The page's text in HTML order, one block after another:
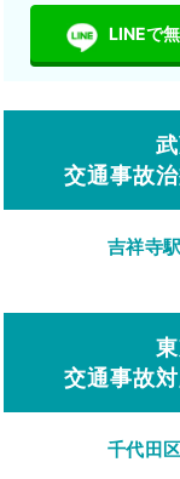
LINEで
交通事故
吉祥寺駅
交通事故
千代田区